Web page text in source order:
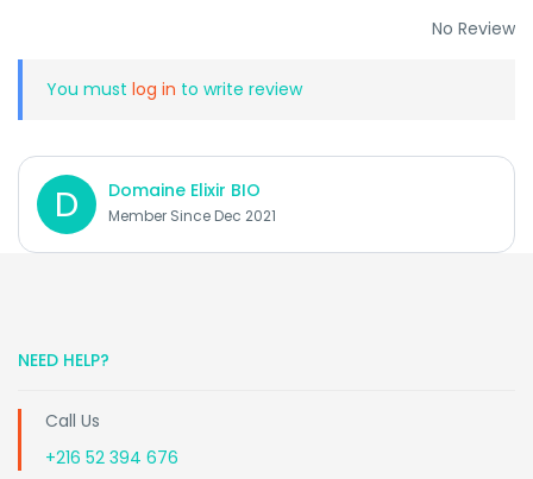
No Review
You must log in to write review
D Domaine Elixir BIO
Member Since Dec 2021
NEED HELP?
Call Us
+216 52 394 676